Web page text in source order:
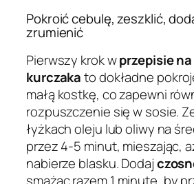
Pokroić cebulę, zeszklić,
zrumienić
Pierwszy krok wprzepisie
kurczakato dokładne
małą kostkę, co zapewni
rozpuszczenie się w sosie.
łyżkach oleju lub oliwy na
przez 4-5 minut, mieszając,
nabierze blasku. Dodaj